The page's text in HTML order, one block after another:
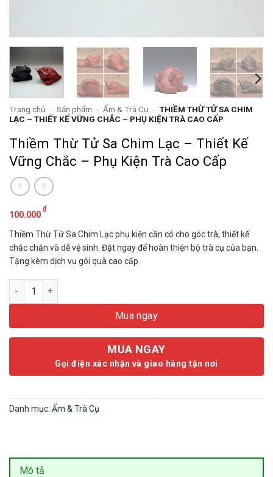
Trang chủ - Sản phẩm - Ấm & Trà Cụ - THIỀM THỪ TỬ SA CHIM
LẠC – THIẾT KẾ VỮNG CHẮC – PHỤ KIỆN TRÀ CAO CẤP
Thiềm Thừ Tử Sa Chim Lạc – Thiết Kế
Vững Chắc – Phụ Kiện Trà Cao Cấp
100.000
₫
Thiềm Thừ Tử Sa Chim Lạc phụ kiện cần có cho góc trà, thiết kế
chắc chắn và dễ vệ sinh. Đặt ngay để hoàn thiện bộ trà cụ của bạn.
Tặng kèm dịch vụ gói quà cao cấp.
Thiềm Thừ Tử Sa Chim Lạc - Thiết Kế Vững Chắc - Phụ Kiện
Mua ngay
MUA NGAY
Gọi điện xác nhận và giao hàng tận nơi
Danh mục: Ấm & Trà Cụ
Mô tả